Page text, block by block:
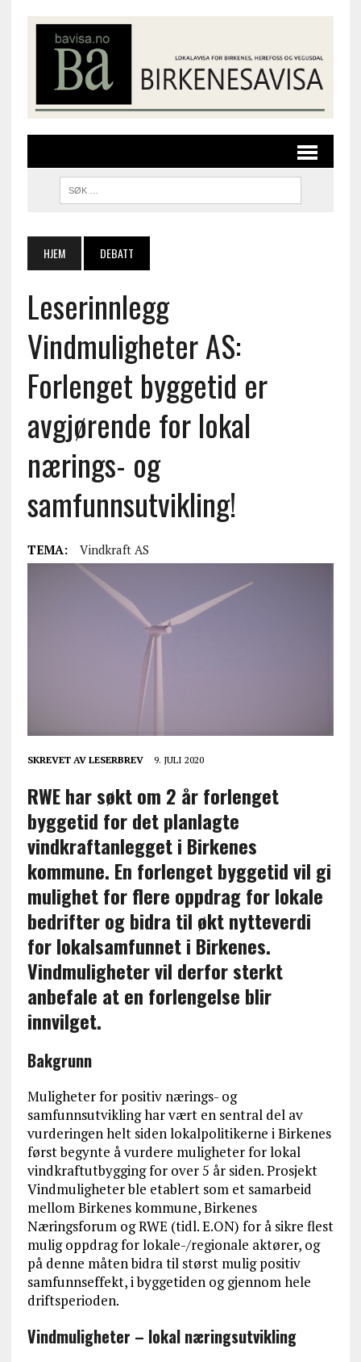
HJEM DEBATT
Leserinnlegg
Vindmuligheter AS:
Forlenget byggetid er
avgjørende for lokal
nærings- og
samfunnsutvikling!
TEMA: Vindkraft AS
SKREVET AV LESERBREV 9. JULI 2020
RWE har søkt om 2 år forlenget
byggetid for det planlagte
vindkraftanlegget i Birkenes
kommune. En forlenget byggetid vil gi
mulighet for flere oppdrag for lokale
bedrifter og bidra til økt nytteverdi
for lokalsamfunnet i Birkenes.
Vindmuligheter vil derfor sterkt
anbefale at en forlengelse blir
innvilget.
Bakgrunn
Muligheter for positiv nærings- og
samfunnsutvikling har vært en sentral del av
vurderingen helt siden lokalpolitikerne i Birkenes
først begynte å vurdere muligheter for lokal
vindkraftutbygging for over 5 år siden. Prosjekt
Vindmuligheter ble etablert som et samarbeid
mellom Birkenes kommune, Birkenes
Næringsforum og RWE (tidl. E.ON) for å sikre flest
mulig oppdrag for lokale-/regionale aktører, og
på denne måten bidra til størst mulig positiv
samfunnseffekt, i byggetiden og gjennom hele
driftsperioden.
Vindmuligheter – lokal næringsutvikling